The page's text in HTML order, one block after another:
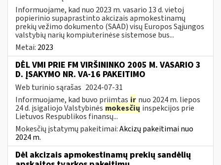
Informuojame, kad nuo 2023 m. vasario 13 d. vietoj
popierinio supaprastinto akcizais apmokestinamų
prekių vežimo dokumento (SAAD) visų Europos Sąjungos
valstybių narių kompiuterinėse sistemose bus...
Metai: 2023
DĖL VMI PRIE FM VIRŠININKO 2005 M. VASARIO 3
D. ĮSAKYMO NR. VA-16 PAKEITIMO
Web turinio sąrašas 2024-07-31
Informuojame, kad buvo priimtas ir nuo 2024 m. liepos
24 d. įsigaliojo Valstybinės mokesčių inspekcijos prie
Lietuvos Respublikos finansų...
Mokesčių įstatymų pakeitimai:Akcizų pakeitimai nuo
2024 m.
Dėl akcizais apmokestinamų prekių sandėlių